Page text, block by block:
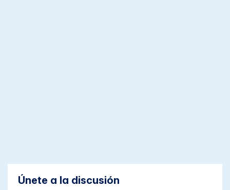
Únete a la discusión